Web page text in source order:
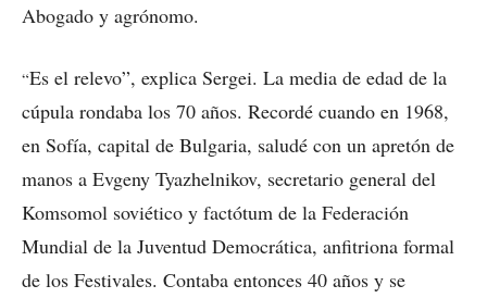
Abogado y agrónomo.
“Es el relevo”, explica Sergei. La media de edad de la
cúpula rondaba los 70 años. Recordé cuando en 1968,
en Sofía, capital de Bulgaria, saludé con un apretón de
manos a Evgeny Tyazhelnikov, secretario general del
Komsomol soviético y factótum de la Federación
Mundial de la Juventud Democrática, anfitriona formal
de los Festivales. Contaba entonces 40 años y se